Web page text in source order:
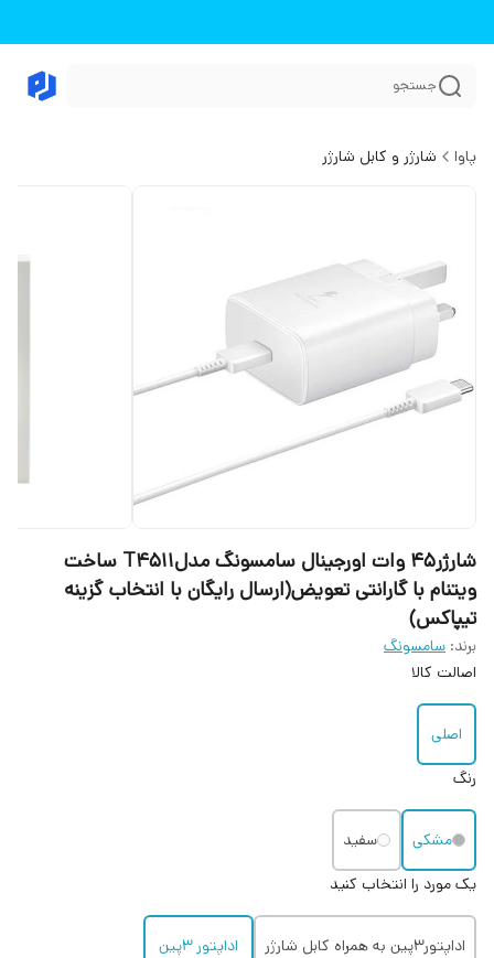
جستجو
پاوا شارژر و کابل شارژر
شارژر۴۵ وات اورجینال سامسونگ مدلT4511 ساخت
ویتنام با گارانتی تعویض(ارسال رایگان با انتخاب گزینه
تیپاکس)
برند: سامسونگ
اصالت کالا
اصلی
رنگ
مشکی
سفید
یک مورد را انتخاب کنید
اداپتور3پین به همراه کابل شارژر اداپتور 3پین